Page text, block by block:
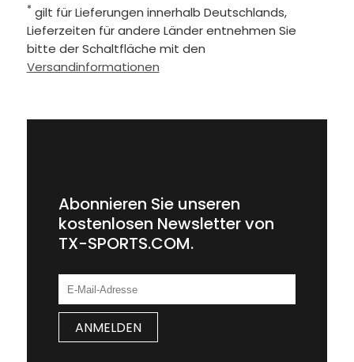
* gilt für Lieferungen innerhalb Deutschlands,
Lieferzeiten für andere Länder entnehmen Sie
bitte der Schaltfläche mit den
Versandinformationen
Abonnieren Sie unseren
kostenlosen Newsletter von
TX-SPORTS.COM.